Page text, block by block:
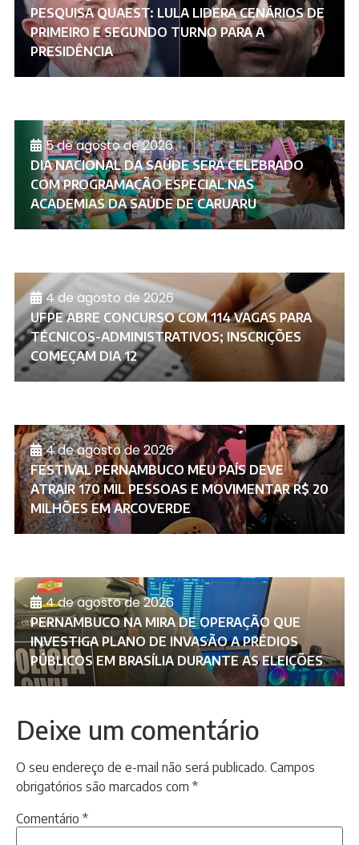
PESQUISA QUAEST: LULA LIDERA CENÁRIOS DE
PRIMEIRO E SEGUNDO TURNO PARA A
PRESIDÊNCIA
5 de agosto de 2026
DIA NACIONAL DA SAÚDE SERÁ CELEBRADO
COM PROGRAMAÇÃO ESPECIAL NAS
ACADEMIAS DA SAÚDE DE CARUARU
4 de agosto de 2026
UFPE ABRE CONCURSO COM 114 VAGAS PARA
TÉCNICOS-ADMINISTRATIVOS; INSCRIÇÕES
COMEÇAM DIA 12
4 de agosto de 2026
FESTIVAL PERNAMBUCO MEU PAÍS DEVE
ATRAIR 170 MIL PESSOAS E MOVIMENTAR R$ 20
MILHÕES EM ARCOVERDE
4 de agosto de 2026
PERNAMBUCO NA MIRA DE OPERAÇÃO QUE
INVESTIGA PLANO DE INVASÃO A PRÉDIOS
PÚBLICOS EM BRASÍLIA DURANTE AS ELEIÇÕES
Deixe um comentário
O seu endereço de e-mail não será publicado. Campos
obrigatórios são marcados com *
Comentário *